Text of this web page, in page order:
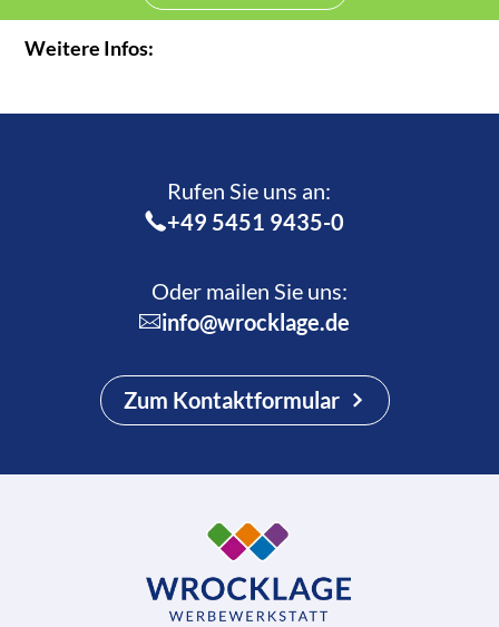
Weitere Infos:
Rufen Sie uns an:­
+49 5451 9435-0
Oder mailen Sie uns:
info@wrocklage.de
Zum Kontaktformular